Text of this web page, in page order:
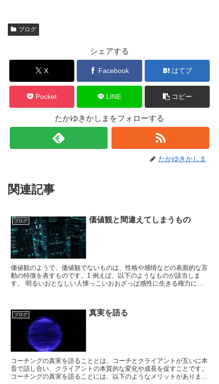
ブログ
シェアする
X Facebook はてブ
Pocket LINE コピー
たかゆきかしまをフォローする
たかゆきかしま
関連記事
ブログ 価値観と間違えてしまうもの
価値観のようで、価値観でないものは、性格や感情などの表面的な言
動の特徴を表すものです。1 例えば、以下のようなものが該当しま
す。 明るいおとなしい人懐っこいおおざっぱ感性に生きる権力に生
ブログ 真実を語る
コーチングの真実を語ることとは、コーチとクライアントが互いに本
音で話し合い、クライアントの本質的な変化や成長を促すことです。
コーチングの真実を語ることには、以下のようなメリットがありま